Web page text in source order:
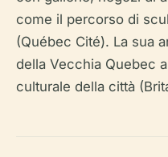
come il percorso di
(Québec Cité). La sua
della Vecchia Quebec
culturale della città